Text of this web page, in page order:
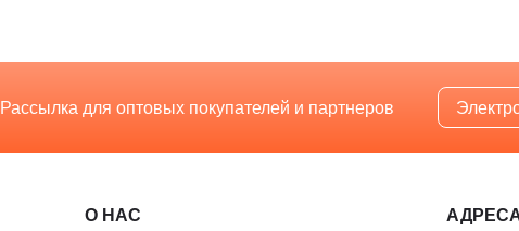
Рассылка для оптовых покупателей и партнеров
О НАС